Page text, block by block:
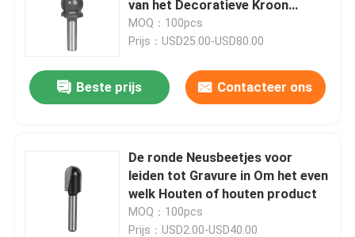
HSS verzinkboor
carbide getipte gatenzaag
van het Decoratieve Kroon
Vormen
MOQ：100pcs
Prijs：USD25.00-USD80.00
Beste prijs Contacteer ons
De ronde Neusbeetjes voor
leiden tot Gravure in Om het even
welk Houten of houten product
MOQ：100pcs
Prijs：USD2.00-USD40.00